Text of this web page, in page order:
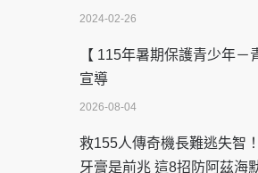
2024-02-26
【 115年暑期保護青少年－
宣導
2026-08-04
救155人傳奇機長難逃失智
牙膏是前兆 這8招防阿茲海